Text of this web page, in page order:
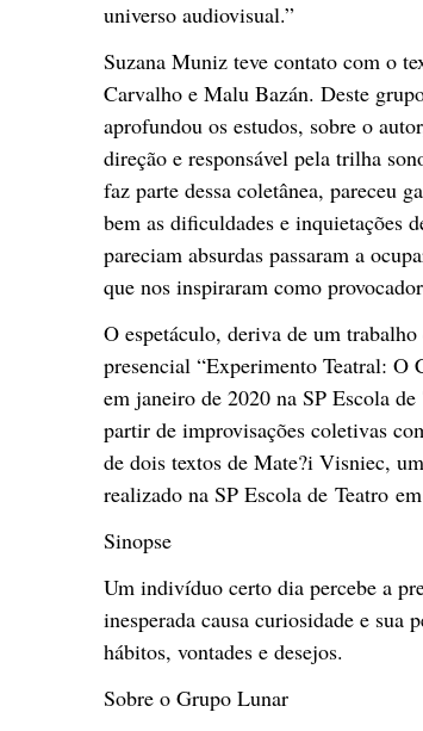
universo audiovisual.”
Suzana Muniz teve contato com o
Carvalho e Malu Bazán. Deste
aprofundou os estudos, sobre o
direção e responsável pela trilha
faz parte dessa coletânea, pareceu
bem as dificuldades e inquietações
pareciam absurdas passaram a
que nos inspiraram como
O espetáculo, deriva de um
presencial “Experimento Teatral:
em janeiro de 2020 na SP Escola
partir de improvisações coletivas
de dois textos de Mate?i Visniec,
realizado na SP Escola de Teatro
Sinopse
Um indivíduo certo dia percebe a
inesperada causa curiosidade e
hábitos, vontades e desejos.
Sobre o Grupo Lunar